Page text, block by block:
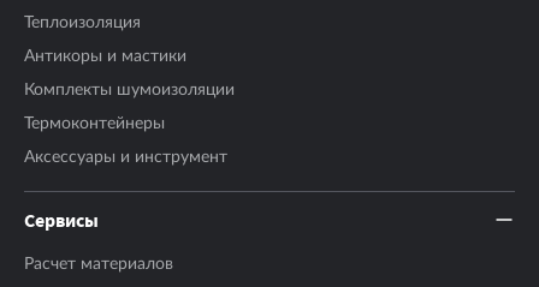
Теплоизоляция
Антикоры и мастики
Комплекты шумоизоляции
Термоконтейнеры
Аксесcуары и инструмент
Сервисы
Расчет материалов